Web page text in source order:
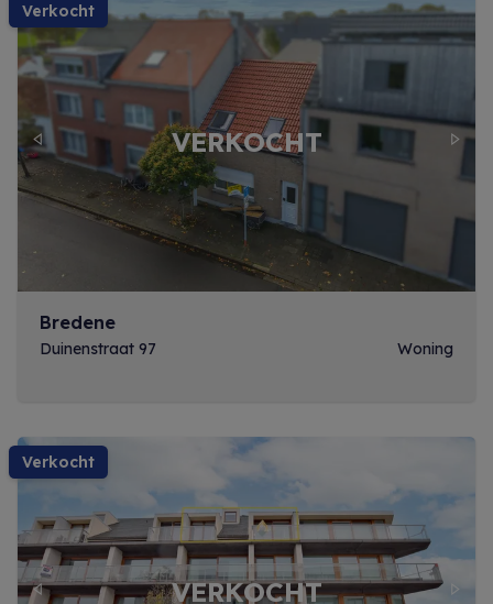
verkocht
Previous Next
Bredene
Duinenstraat 97 Woning
verkocht
Previous